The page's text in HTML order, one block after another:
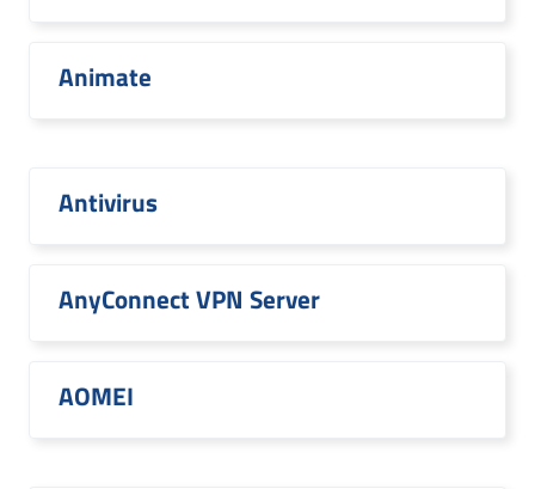
Animate
Antivirus
AnyConnect VPN Server
AOMEI